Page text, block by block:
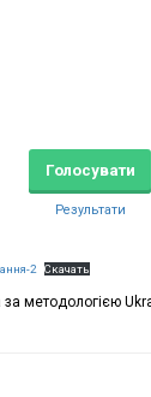
Результати
2 Скачать
за методологією